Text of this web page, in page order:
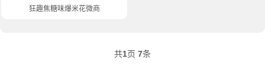
狂趣焦糖味爆米花微商铺货瓶装
共1页 7条